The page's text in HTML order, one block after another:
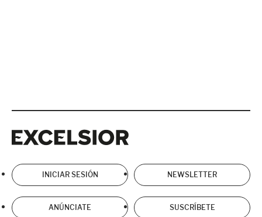
INICIAR SESIÓN NEWSLETTER
ANÚNCIATE SUSCRÍBETE